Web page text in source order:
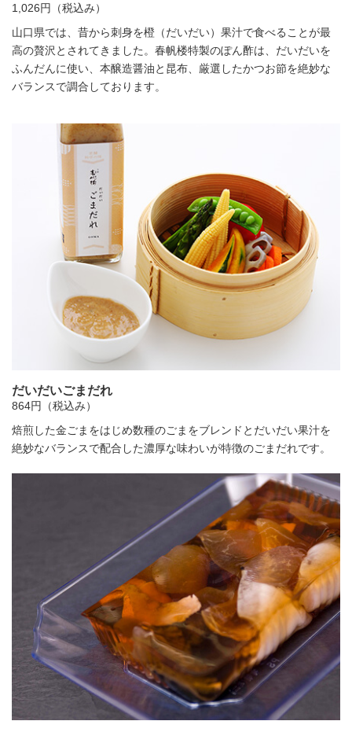
1,026円（税込み）
山口県では、昔から刺身を橙（だいだい）果汁で食べることが最
高の贅沢とされてきました。春帆楼特製のぽん酢は、だいだいを
ふんだんに使い、本醸造醤油と昆布、厳選したかつお節を絶妙な
バランスで調合しております。
だいだいごまだれ
864円（税込み）
焙煎した金ごまをはじめ数種のごまをブレンドとだいだい果汁を
絶妙なバランスで配合した濃厚な味わいが特徴のごまだれです。